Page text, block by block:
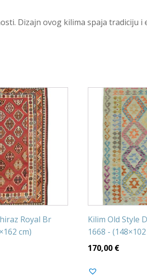
Dizajn ovog kilima spaja tradiciju i
Royal Br
cm)
Kilim Old Style
1668 -
170,00 €